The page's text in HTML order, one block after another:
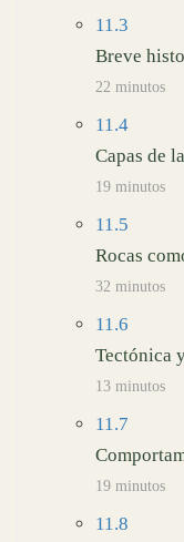
11.3
Breve
22 minutos
11.4
Capas de
19 minutos
11.5
Rocas
32 minutos
11.6
Tectónica
13 minutos
11.7
19 minutos
11.8